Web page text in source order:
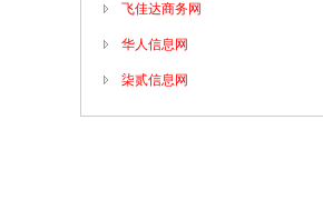
飞佳达商务网
华人信息网
柒贰信息网